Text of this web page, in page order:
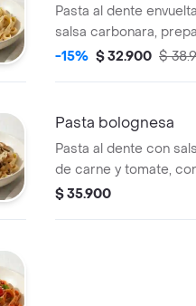
Pasta al dente
salsa carbonara,
dorada y queso
-15% $ 32.900 $
Pasta bolognesa
Pasta al dente con
de carne y tomate,
parmesano.
$ 35.900